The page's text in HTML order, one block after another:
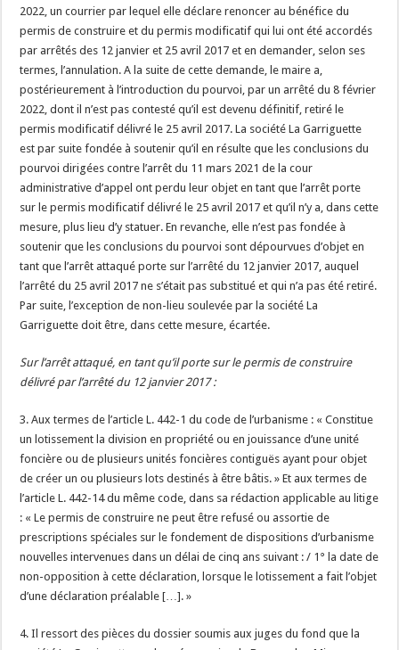
2022, un courrier par lequel elle déclare renoncer au bénéfice du
permis de construire et du permis modificatif qui lui ont été accordés
par arrêtés des 12 janvier et 25 avril 2017 et en demander, selon ses
termes, l’annulation. A la suite de cette demande, le maire a,
postérieurement à l’introduction du pourvoi, par un arrêté du 8 février
2022, dont il n’est pas contesté qu’il est devenu définitif, retiré le
permis modificatif délivré le 25 avril 2017. La société La Garriguette
est par suite fondée à soutenir qu’il en résulte que les conclusions du
pourvoi dirigées contre l’arrêt du 11 mars 2021 de la cour
administrative d’appel ont perdu leur objet en tant que l’arrêt porte
sur le permis modificatif délivré le 25 avril 2017 et qu’il n’y a, dans cette
mesure, plus lieu d’y statuer. En revanche, elle n’est pas fondée à
soutenir que les conclusions du pourvoi sont dépourvues d’objet en
tant que l’arrêt attaqué porte sur l’arrêté du 12 janvier 2017, auquel
l’arrêté du 25 avril 2017 ne s’était pas substitué et qui n’a pas été retiré.
Par suite, l’exception de non-lieu soulevée par la société La
Garriguette doit être, dans cette mesure, écartée.
Sur l’arrêt attaqué, en tant qu’il porte sur le permis de construire
délivré par l’arrêté du 12 janvier 2017 :
3. Aux termes de l’article L. 442-1 du code de l’urbanisme : « Constitue
un lotissement la division en propriété ou en jouissance d’une unité
foncière ou de plusieurs unités foncières contiguës ayant pour objet
de créer un ou plusieurs lots destinés à être bâtis. » Et aux termes de
l’article L. 442-14 du même code, dans sa rédaction applicable au litige
: « Le permis de construire ne peut être refusé ou assortie de
prescriptions spéciales sur le fondement de dispositions d’urbanisme
nouvelles intervenues dans un délai de cinq ans suivant : / 1° la date de
non-opposition à cette déclaration, lorsque le lotissement a fait l’objet
d’une déclaration préalable […]. »
4. Il ressort des pièces du dossier soumis aux juges du fond que la